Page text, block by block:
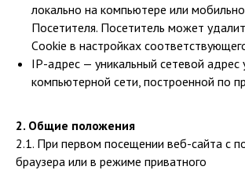
локально на компьютере или
Посетителя. Посетитель может
Сookie в настройках
IP-адрес — уникальный сетевой адрес
компьютерной сети, построенной по
2. Общие положения
2.1. При первом посещении веб-сайта с
браузера или в режиме приватного